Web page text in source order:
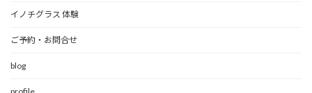
イノチグラス 体験
ご予約・お問合せ
blog